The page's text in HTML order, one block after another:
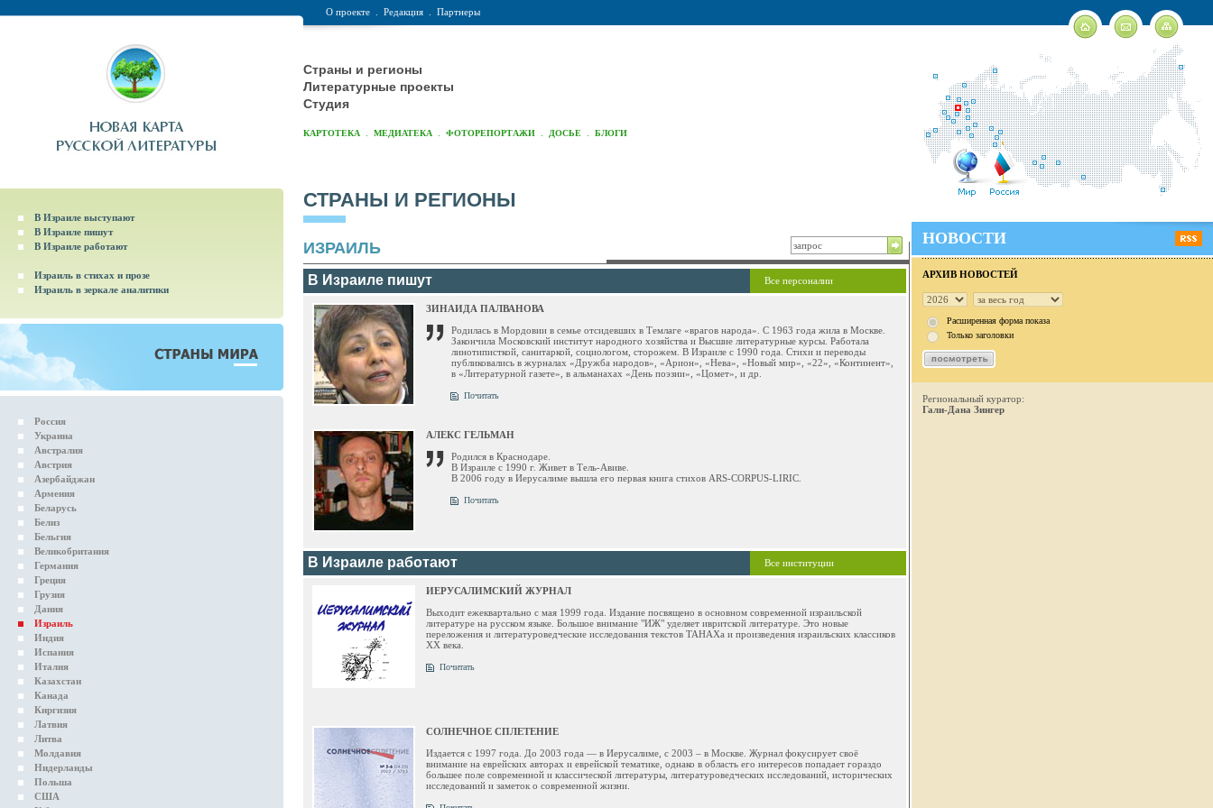
О проекте Редакция Партнеры
Страны и регионы
Литературные проекты
Студия
КАРТОТЕКА МЕДИАТЕКА ФОТОРЕПОРТАЖИ ДОСЬЕ БЛОГИ
В Израиле выступают
В Израиле пишут
В Израиле работают
Израиль в стихах и прозе
Израиль в зеркале аналитики
Россия
Украина
Австралия
Австрия
Азербайджан
Армения
Беларусь
Белиз
Бельгия
Великобритания
Германия
Греция
Грузия
Дания
Израиль
Индия
Испания
Италия
Казахстан
Канада
Киргизия
Латвия
Литва
Молдавия
Нидерланды
Польша
США
СТРАНЫ И РЕГИОНЫ
ИЗРАИЛЬ
В Израиле пишут Все персоналии
ЗИНАИДА ПАЛВАНОВА
Родилась в Мордовии в семье отсидевших в Темлаге «врагов народа». С 1963 года жила в Москве.
Закончила Московский институт народного хозяйства и Высшие литературные курсы. Работала
линотиписткой, санитаркой, социологом, сторожем. В Израиле с 1990 года. Стихи и переводы
публиковались в журналах «Дружба народов», «Арион», «Нева», «Новый мир», «22», «Континент»,
в «Литературной газете», в альманахах «День поэзии», «Цомет», и др.
Почитать
АЛЕКС ГЕЛЬМАН
Родился в Краснодаре.
В Израиле с 1990 г. Живет в Тель-Авиве.
В 2006 году в Иерусалиме вышла его первая книга стихов ARS-CORPUS-LIRIC.
Почитать
В Израиле работают Все институции
ИЕРУСАЛИМСКИЙ ЖУРНАЛ
Выходит ежеквартально с мая 1999 года. Издание посвящено в основном современной израильской
литературе на русском языке. Большое внимание "ИЖ" уделяет ивритской литературе. Это новые
переложения и литературоведческие исследования текстов ТАНАХа и произведения израильских классиков
ХХ века.
Почитать
СОЛНЕЧНОЕ СПЛЕТЕНИЕ
Издается с 1997 года. До 2003 года — в Иерусалиме, с 2003 – в Москве. Журнал фокусирует своё
внимание на еврейских авторах и еврейской тематике, однако в область его интересов попадает гораздо
большее поле современной и классической литературы, литературоведческих исследований, исторических
исследований и заметок о современной жизни.
НОВОСТИ
АРХИВ НОВОСТЕЙ
Расширенная форма показа
Только заголовки
Региональный куратор:
Гали-Дана Зингер